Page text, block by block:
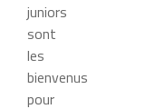
juniors
sont
les
bienvenus
pour